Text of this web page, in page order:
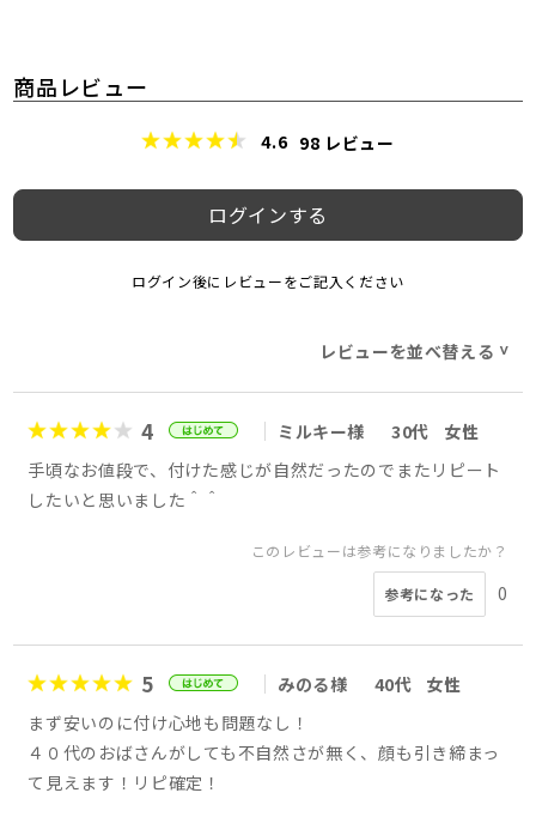
商品レビュー
4.6 98 レビュー
ログインする
ログイン後にレビューをご記入ください
レビューを並べ替える>
4 ミルキー様 30代
女性
手頃なお値段で、付けた感じが自然だったのでまたリピート
したいと思いました＾＾
このレビューは参考になりましたか？
参考になった 0
5 みのる様 40代
女性
まず安いのに付け心地も問題なし！
４０代のおばさんがしても不自然さが無く、顔も引き締まっ
て見えます！リピ確定！